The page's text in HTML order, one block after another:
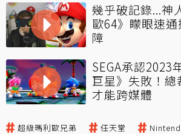
幾乎破記錄...神
歐64》矇眼速
障
SEGA承認2023
巨星》失敗！
才能跨媒體
超級瑪利歐兄弟 任天堂